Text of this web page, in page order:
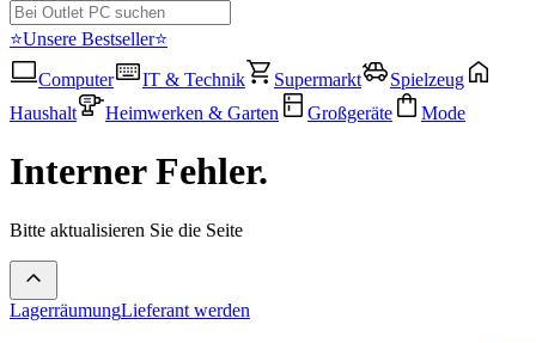
⭐Unsere Bestseller⭐
Computer
IT & Technik Supermarkt
Spielzeug
Haushalt
Heimwerken & Garten Großgeräte Mode
Interner Fehler.
Bitte aktualisieren Sie die Seite
LagerräumungLieferant werden